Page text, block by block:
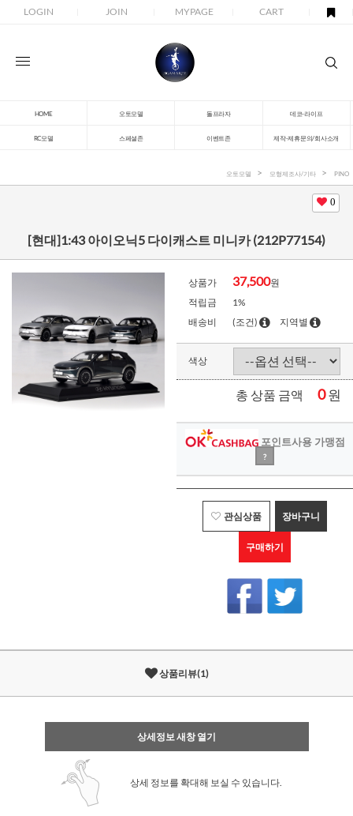
LOGIN JOIN MYPAGE CART
HOME 오토모델 돌프라자 데코-라이프
RC모델 스페셜존 이벤트존 제작-제휴문의/회사소개
오토모델 모형제조사/기타 PINO
0
[현대]1:43 아이오닉5 다이캐스트 미니카 (212P77154)
상품가 37,500원
적립금
1%
배송비
(조건) 지역별
색상
총 상품 금액 0원
포인트사용 가맹점
?
관심상품 장바구니
구매하기
상품리뷰(1)
상세정보 새창 열기
상세 정보를 확대해 보실 수 있습니다.